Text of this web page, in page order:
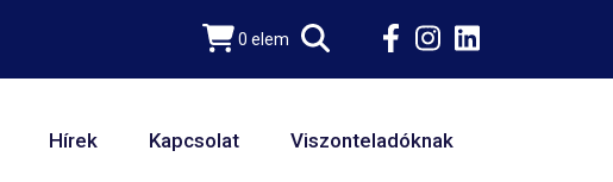
0 elem
Hírek Kapcsolat Viszonteladóknak